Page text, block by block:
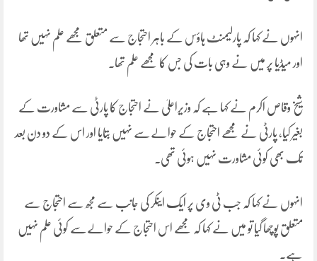
انہوں نے کہا کہ پارلیمنٹ ہاؤس کے باہر احتجاج سے متعلق مجھے علم نہیں تھا
اور میڈیا پر میں نے وہی بات کی جس کا مجھے علم تھا۔
شیخ وقاص اکرم نے کہا ہے کہ وزیراعلیٰ نے احتجاج کا پارٹی سے مشاورت کے
بغیر کیا، پارٹی نے مجھے احتجاج کے حوالےسے نہیں بتایا اور اس کے دو دن بعد
تک بھی کوئی مشاورت نہیں ہوئی تھی۔
انہوں نے کہا کہ جب ٹی وی پر ایک اینکر کی جانب سے مجھ سے احتجاج سے
متعلق پوچھا گیا تو میں نے کہا کہ مجھے اس احتجاج کے حوالےسے کوئی علم نہیں
ہے۔